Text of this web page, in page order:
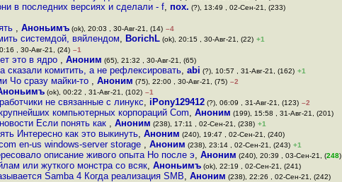
в последних версиях и сделали - f, пох. (?), 13:49 , 02-Сен-21, (233)
, Аноньимъ (ok), 20:03 , 30-Авг-21, (14) –4
системдой, вяйлендом, BorichL (ok), 20:15 , 30-Авг-21, (22) +1
, 30-Авг-21, (24) –1
это в ядро , Аноним (65), 21:32 , 30-Авг-21, (65)
сказали комитить, а не рефлексировать, abi (?), 10:57 , 31-Авг-21, (162) +1
Чо сразу майки-то , Аноним (75), 22:00 , 30-Авг-21, (75) –2
(ok), 00:22 , 31-Авг-21, (102) –1
не связанные с линукс, iPony129412 (?), 06:09 , 31-Авг-21, (123) –2
компьютерных корпораций Com, Аноним (199), 15:58 , 31-Авг-21, (201)
Если понять как , Аноним (238), 17:11 , 02-Сен-21, (238) +1
Интересно как это выкинуть, Аноним (240), 19:47 , 02-Сен-21, (240)
en-us windows-server storage , Аноним (238), 23:14 , 02-Сен-21, (243) +1
описание живого опыта Но после э, Аноним (240), 20:39 , 03-Сен-21, (248)
или жуткого монстра со всяк, Аноньимъ (ok), 22:19 , 02-Сен-21, (241)
Samba 4 Когда реализация SMB, Аноним (238), 22:26 , 02-Сен-21, (242)